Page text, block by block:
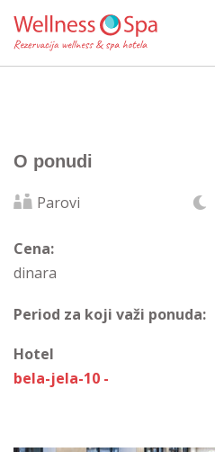
O ponudi
Parovi
Cena:
dinara
Period za koji važi ponuda:
Hotel
bela-jela-10 -